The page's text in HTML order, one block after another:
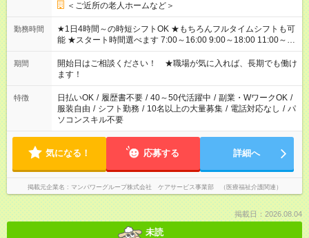
＜ご近所の老人ホームなど＞
勤務時間
★1日4時間～の時短シフトOK ★もちろんフルタイムシフトも可
能 ★スタート時間選べます 7:00～16:00 9:00～18:00 11:00～
20:00 など 残業なし！ ※Wワークの場合、他のお仕事と合わせ
週40時間超の就業はご案内できません ※法令に基づき、週20時
間以上勤務は社会保険への加入対象となります ※労働者派遣法
（日雇い派遣の原則禁止）により、短時間・短期間の就業はご
案内が難しい場合があります
期間
開始日はご相談ください！ ★職場が気に入れば、長期でも働け
ます！
特徴 日払いOK / 履歴書不要 / 40～50代活躍中 / 副業・WワークOK /
服装自由 / シフト勤務 / 10名以上の大量募集 / 電話対応なし / パ
ソコンスキル不要
気になる！ 応募する 詳細へ
掲載元企業名 マンパワーグループ株式会社 ケアサービス事業部 （医療福祉介護関連）
掲載日：2026.08.04
未読